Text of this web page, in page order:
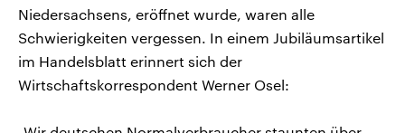
Niedersachsens, eröffnet wurde, waren alle
Schwierigkeiten vergessen. In einem Jubiläumsartikel
im Handelsblatt erinnert sich der
Wirtschaftskorrespondent Werner Osel: